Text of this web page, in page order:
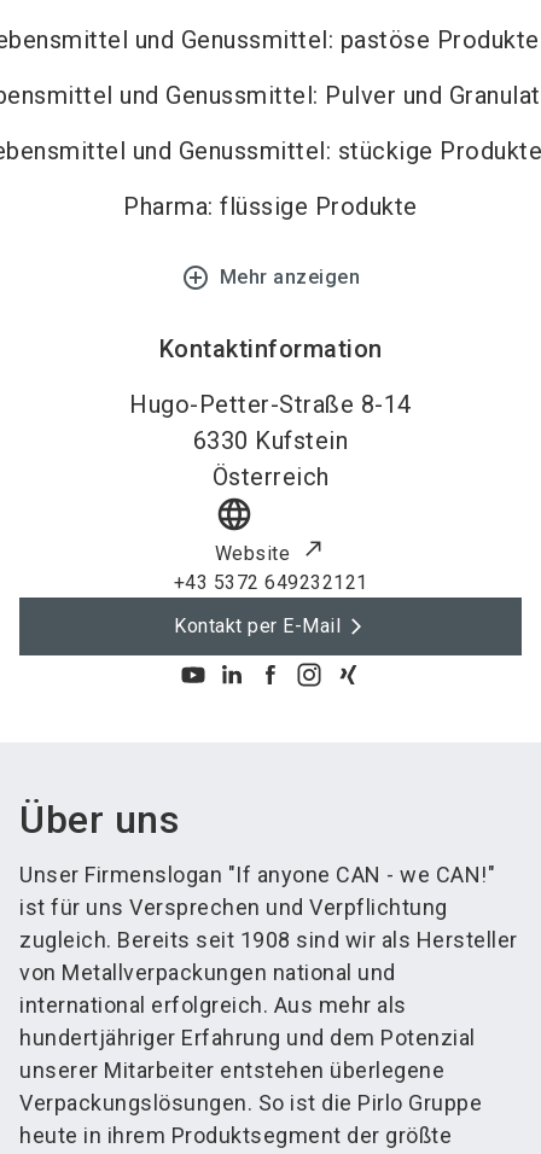
und Genussmittel: pastöse Produkte
und Genussmittel: Pulver und
und Genussmittel: stückige Produkte
Pharma: flüssige Produkte
add_circle_outline Mehr anzeigen
Kontaktinformation
Hugo-Petter-Straße 8-14
6330 Kufstein
Österreich
language
Website
+43 5372 649232121
Kontakt per E-Mail
Über uns
Unser Firmenslogan "If anyone CAN - we CAN!"
ist für uns Versprechen und Verpflichtung
zugleich. Bereits seit 1908 sind wir als Hersteller
von Metallverpackungen national und
international erfolgreich. Aus mehr als
hundertjähriger Erfahrung und dem Potenzial
unserer Mitarbeiter entstehen überlegene
Verpackungslösungen. So ist die Pirlo Gruppe
heute in ihrem Produktsegment der größte